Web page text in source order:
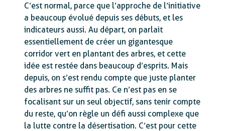
C’est normal, parce que l’approche de l’initiative
a beaucoup évolué depuis ses débuts, et les
indicateurs aussi. Au départ, on parlait
essentiellement de créer un gigantesque
corridor vert en plantant des arbres, et cette
idée est restée dans beaucoup d’esprits. Mais
depuis, on s’est rendu compte que juste planter
des arbres ne suffit pas. Ce n’est pas en se
focalisant sur un seul objectif, sans tenir compte
du reste, qu’on règle un défi aussi complexe que
la lutte contre la désertisation. C’est pour cette